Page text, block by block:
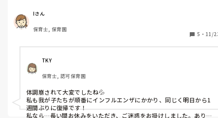
って、置いてても(指定場所)大丈夫ですか？
他に有れば教えてください😣
Iさん
保育士, 保育園
5 ・ 11/
TKY
保育士, 認可保育園
体調崩されて大変でしたね💦
私も我が子たちが順番にインフルエンザにかかり、同じく明日から1
週間ぶりに復帰です！
私なら…長い間お休みをいただき、ご迷惑をお掛けしました。ありが